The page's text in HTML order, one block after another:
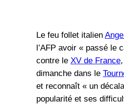
Le feu follet italien
l’AFP avoir « passé le
contre le XV de France
dimanche dans le
et reconnaît « un
popularité et ses